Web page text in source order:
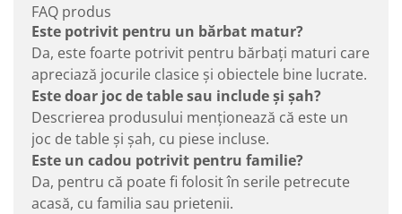
FAQ produs
Este potrivit pentru un bărbat matur?
Da, este foarte potrivit pentru bărbați maturi care
apreciază jocurile clasice și obiectele bine lucrate.
Este doar joc de table sau include și șah?
Descrierea produsului menționează că este un
joc de table și șah, cu piese incluse.
Este un cadou potrivit pentru familie?
Da, pentru că poate fi folosit în serile petrecute
acasă, cu familia sau prietenii.